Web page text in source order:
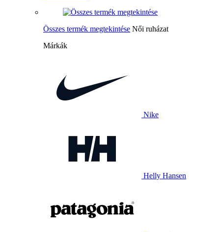
Összes termék megtekintése Női ruházat
Márkák
Nike
Helly Hansen